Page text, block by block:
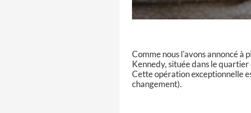
Comme nous l'avons annoncé à
Kennedy, située dans le
Cette opération exceptionnelle
changement).